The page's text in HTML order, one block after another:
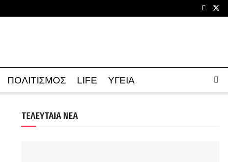
ΠΟΛΙΤΙΣΜΟΣ LIFE ΥΓΕΙΑ
ΤΕΛΕΥΤΑΙΑ ΝΕΑ